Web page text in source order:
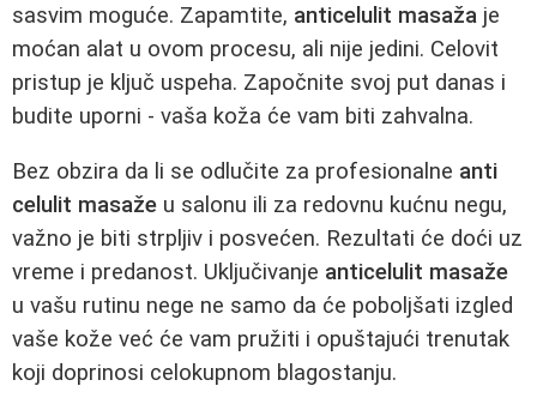
sasvim moguće. Zapamtite, anticelulit masaža je
moćan alat u ovom procesu, ali nije jedini. Celovit
pristup je ključ uspeha. Započnite svoj put danas i
budite uporni - vaša koža će vam biti zahvalna.
Bez obzira da li se odlučite za profesionalne anti
celulit masaže u salonu ili za redovnu kućnu negu,
važno je biti strpljiv i posvećen. Rezultati će doći uz
vreme i predanost. Uključivanje anticelulit masaže
u vašu rutinu nege ne samo da će poboljšati izgled
vaše kože već će vam pružiti i opuštajući trenutak
koji doprinosi celokupnom blagostanju.